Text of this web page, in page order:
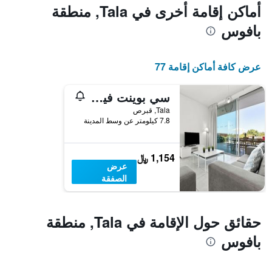
أماكن إقامة أخرى في Tala, منطقة
بافوس
عرض كافة أماكن إقامة 77
سي بوينت فيلاس
Tala, قبرص
7.8 كيلومتر عن وسط المدينة
1,154 ﷼
عرض
الصفقة
حقائق حول الإقامة في Tala, منطقة
بافوس